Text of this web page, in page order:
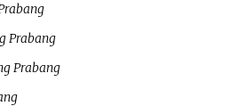
Prabang
Prabang